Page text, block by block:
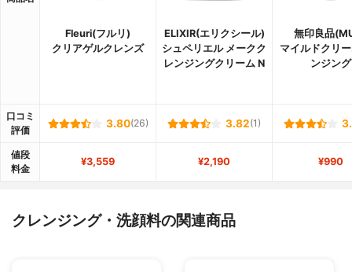
Fleuri(フルリ)
クリアゲルクレンズ
ELIXIR(エリクシール)
シュペリエル メークク
レンジングクリーム N
無印良品
マイルドクリ
ンジング
口コミ
評価
3.80(26) 3.82(1)
値段
料金
¥3,559 ¥2,190 ¥990
クレンジング・洗顔料の関連商品